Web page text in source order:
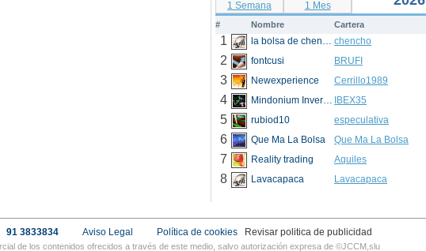
1 Semana 1 Mes
# Nombre Cartera
1 la bolsa de chencho chencho
2 fontcusi BRUFI
3 Newexperience Cerrillo1989
4 Mindonium Inversions IBEX35
5 rubiod10 especulativa
6 Que Ma La Bolsa Que Ma La Bolsa
7 Reality trading Aquiles
8 Lavacapaca Lavacapaca
91 3833834 Aviso Legal Revisar politica de publicidad
Política de cookies
de los contenidos ofrecidos a través de este medio, salvo autorización expresa de ©JCCM,slu